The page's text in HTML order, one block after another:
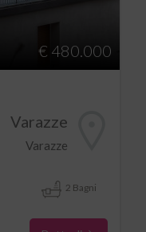
€ 480.000
Varazze
Varazze
2 Bagni